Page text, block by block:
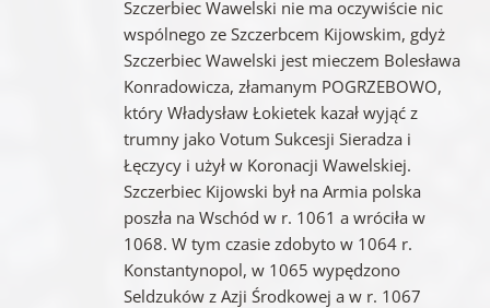
Szczerbiec Wawelski nie ma oczywiście nic
wspólnego ze Szczerbcem Kijowskim, gdyż
Szczerbiec Wawelski jest mieczem Bolesława
Konradowicza, złamanym POGRZEBOWO,
który Władysław Łokietek kazał wyjąć z
trumny jako Votum Sukcesji Sieradza i
Łęczycy i użył w Koronacji Wawelskiej.
Szczerbiec Kijowski był na Armia polska
poszła na Wschód w r. 1061 a wróciła w
1068. W tym czasie zdobyto w 1064 r.
Konstantynopol, w 1065 wypędzono
Seldzuków z Azji Środkowej a w r. 1067